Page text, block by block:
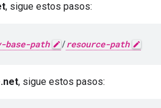
, sigue estos pasos:
base-path /resource-path
, sigue estos pasos: